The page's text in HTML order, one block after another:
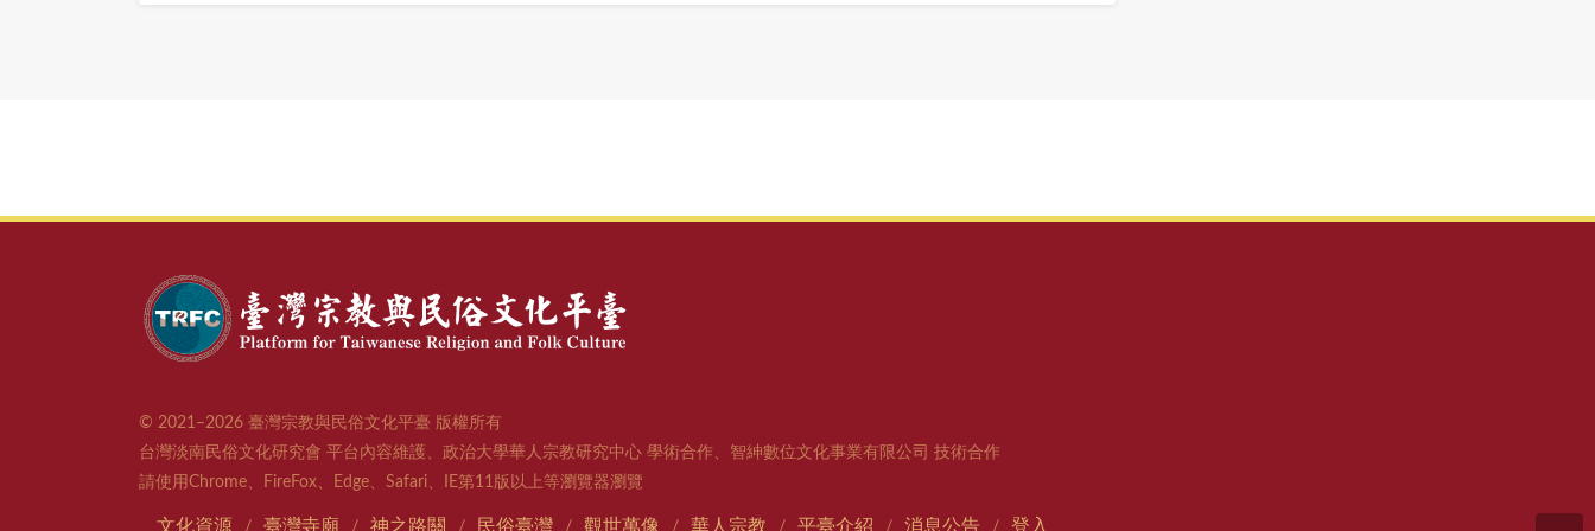
文化資源 臺灣寺廟 神之路關 民俗臺灣 觀世萬像 華人宗教 平臺介紹 消息公告 登入
© 2021–2026 臺灣宗教與民俗文化平臺 版權所有
台灣淡南民俗文化研究會 平台內容維護、政治大學華人宗教研究中心 學術合作、智紳數位文化事業有限公司 技術合作
請使用Chrome、FireFox、Edge、Safari、IE第11版以上等瀏覽器瀏覽